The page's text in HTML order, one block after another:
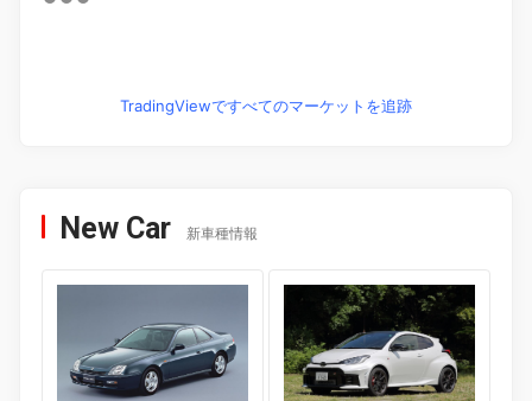
TradingViewですべてのマーケットを追跡
New Car 新車種情報